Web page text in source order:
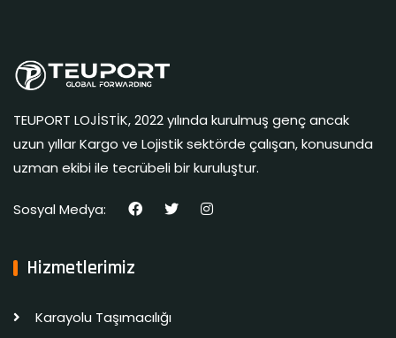
TEUPORT LOJİSTİK, 2022 yılında kurulmuş genç ancak
uzun yıllar Kargo ve Lojistik sektörde çalışan, konusunda
uzman ekibi ile tecrübeli bir kuruluştur.
Sosyal Medya:
Hizmetlerimiz
Karayolu Taşımacılığı